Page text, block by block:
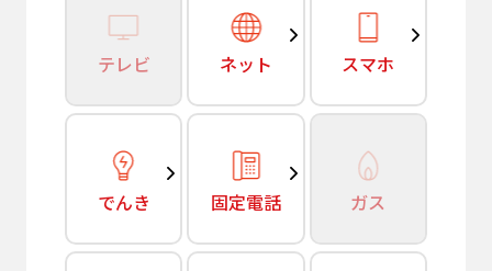
テレビ ネット スマホ
でんき 固定電話 ガス